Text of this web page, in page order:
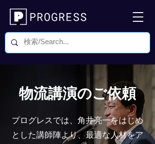
物流講演のご依頼
プログレスでは、角井亮一をはじめ
とした講師陣より、最適な人材をア